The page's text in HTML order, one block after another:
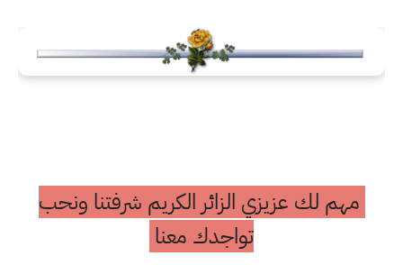
مهم لك عزيزي الزائر الكريم شرفتنا ونحب
تواجدك معنا